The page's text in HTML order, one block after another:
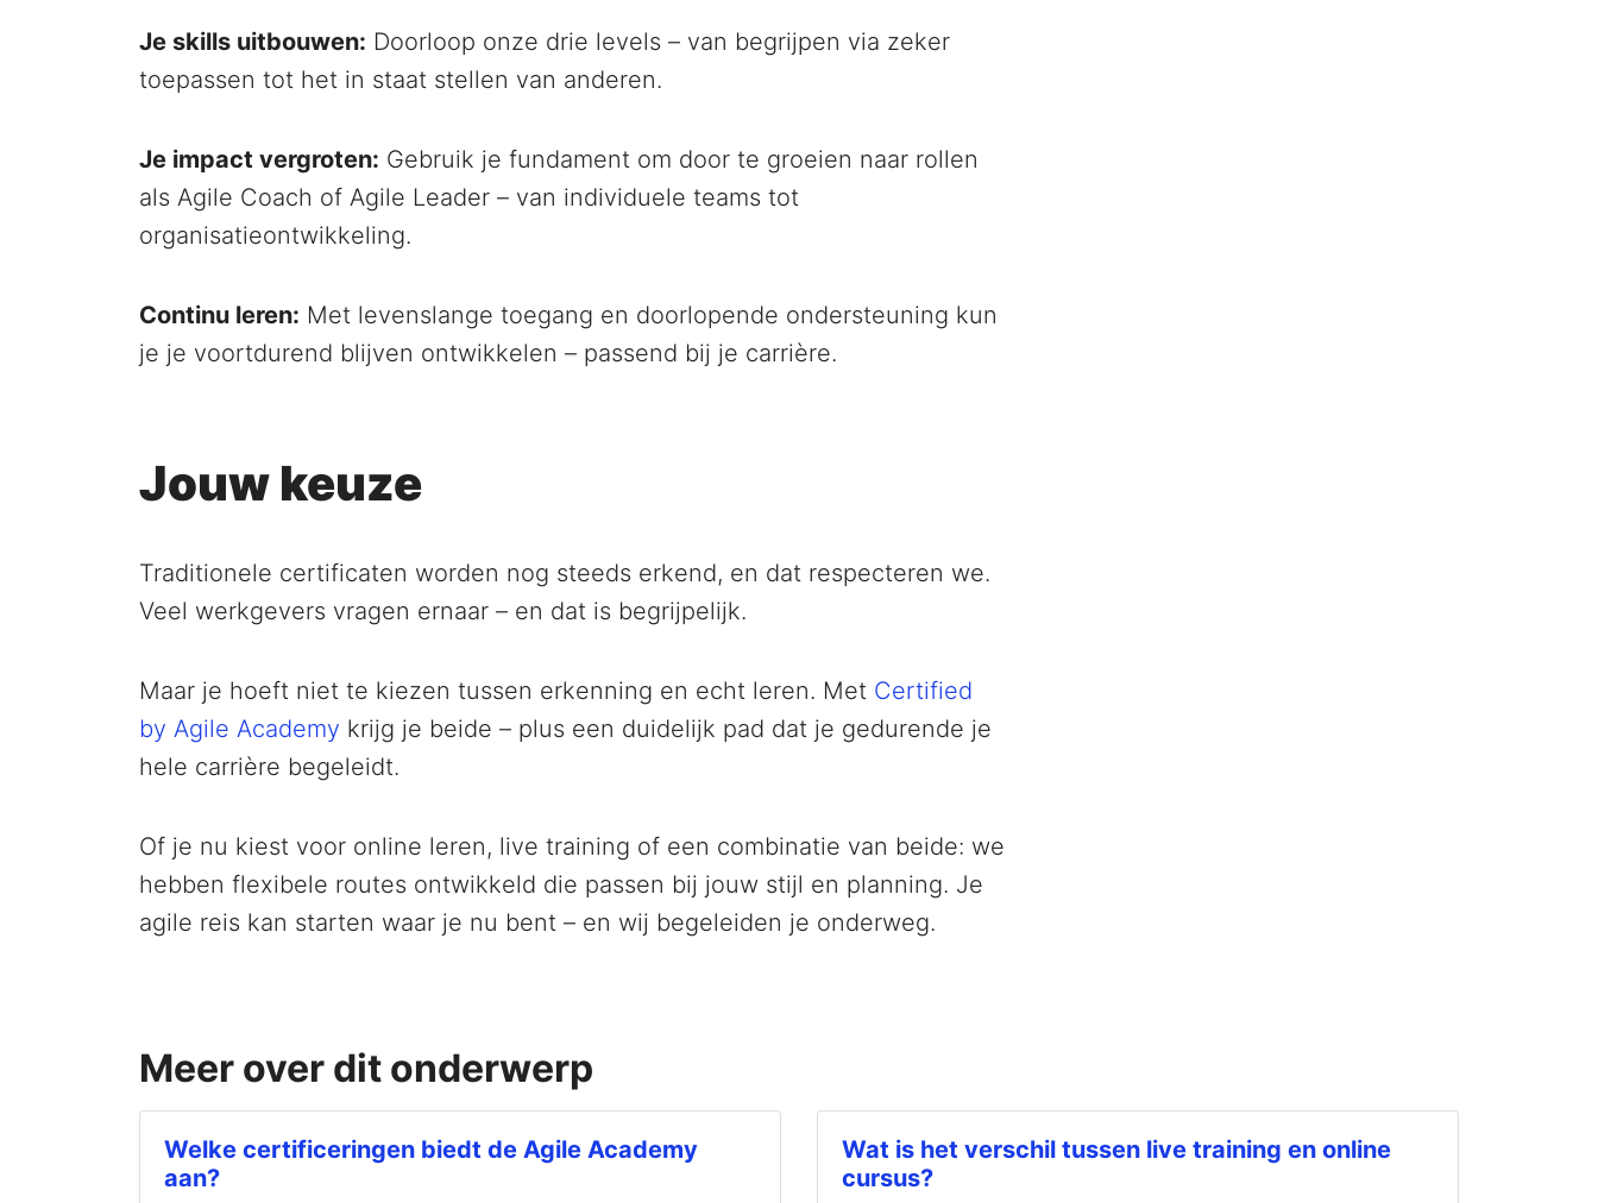
Je skills uitbouwen: Doorloop onze drie levels – van begrijpen via zeker
toepassen tot het in staat stellen van anderen.
Je impact vergroten: Gebruik je fundament om door te groeien naar rollen
als Agile Coach of Agile Leader – van individuele teams tot
organisatieontwikkeling.
Continu leren: Met levenslange toegang en doorlopende ondersteuning kun
je je voortdurend blijven ontwikkelen – passend bij je carrière.
Jouw keuze
Traditionele certificaten worden nog steeds erkend, en dat respecteren we.
Veel werkgevers vragen ernaar – en dat is begrijpelijk.
Maar je hoeft niet te kiezen tussen erkenning en echt leren. Met Certified
by Agile Academy krijg je beide – plus een duidelijk pad dat je gedurende je
hele carrière begeleidt.
Of je nu kiest voor online leren, live training of een combinatie van beide: we
hebben flexibele routes ontwikkeld die passen bij jouw stijl en planning. Je
agile reis kan starten waar je nu bent – en wij begeleiden je onderweg.
Meer over dit onderwerp
Welke certificeringen biedt de Agile Academy
aan?
Wat is het verschil tussen live training en online
cursus?